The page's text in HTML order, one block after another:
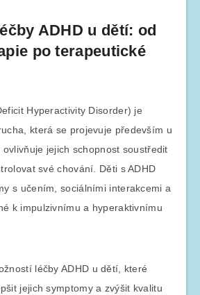
ADHD u dětí: od
po terapeutické
Hyperactivity Disorder) je
která se projevuje především u
jejich schopnost soustředit
své chování. Děti s ADHD
s učením, sociálními interakcemi a
k impulzivnímu a hyperaktivnímu
léčby ADHD u dětí, které
jejich symptomy a zvýšit kvalitu